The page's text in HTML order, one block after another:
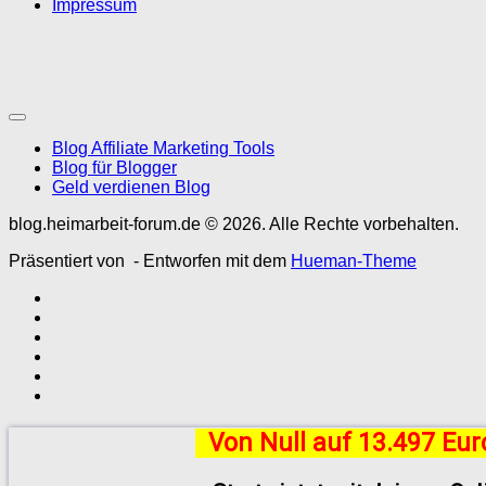
Impressum
Blog Affiliate Marketing Tools
Blog für Blogger
Geld verdienen Blog
blog.heimarbeit-forum.de © 2026. Alle Rechte vorbehalten.
Präsentiert von - Entworfen mit dem Hueman-Theme
Von Null auf 13.497